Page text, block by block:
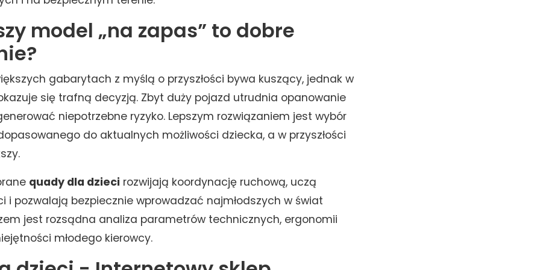
model „na zapas” to dobre
gabarytach z myślą o przyszłości bywa kuszący, jednak w
się trafną decyzją. Zbyt duży pojazd utrudnia opanowanie
niepotrzebne ryzyko. Lepszym rozwiązaniem jest wybór
do aktualnych możliwości dziecka, a w przyszłości
quady dla dzieci rozwijają koordynację ruchową, uczą
i pozwalają bezpiecznie wprowadzać najmłodszych w świat
jest rozsądna analiza parametrów technicznych, ergonomii
młodego kierowcy.